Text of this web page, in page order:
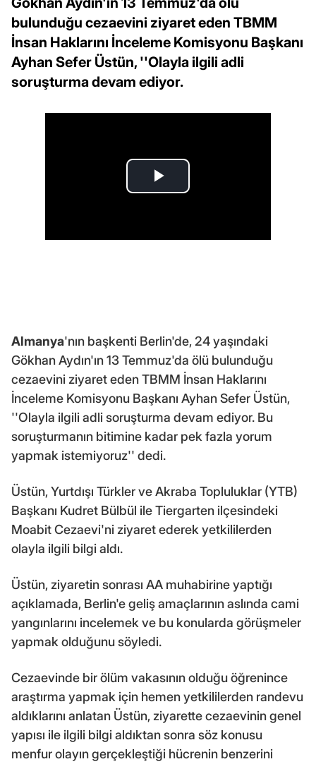
bulunduğu cezaevini ziyaret eden TBMM
İnsan Haklarını İnceleme Komisyonu Başkanı
Ayhan Sefer Üstün, ''Olayla ilgili adli
soruşturma devam ediyor.
Almanya'nın başkenti Berlin'de, 24 yaşındaki
Gökhan Aydın'ın 13 Temmuz'da ölü bulunduğu
cezaevini ziyaret eden TBMM İnsan Haklarını
İnceleme Komisyonu Başkanı Ayhan Sefer Üstün,
''Olayla ilgili adli soruşturma devam ediyor. Bu
soruşturmanın bitimine kadar pek fazla yorum
yapmak istemiyoruz'' dedi.
Üstün, Yurtdışı Türkler ve Akraba Topluluklar (YTB)
Başkanı Kudret Bülbül ile Tiergarten ilçesindeki
Moabit Cezaevi'ni ziyaret ederek yetkililerden
olayla ilgili bilgi aldı.
Üstün, ziyaretin sonrası AA muhabirine yaptığı
açıklamada, Berlin'e geliş amaçlarının aslında cami
yangınlarını incelemek ve bu konularda görüşmeler
yapmak olduğunu söyledi.
Cezaevinde bir ölüm vakasının olduğu öğrenince
araştırma yapmak için hemen yetkililerden randevu
aldıklarını anlatan Üstün, ziyarette cezaevinin genel
yapısı ile ilgili bilgi aldıktan sonra söz konusu
menfur olayın gerçekleştiği hücrenin benzerini